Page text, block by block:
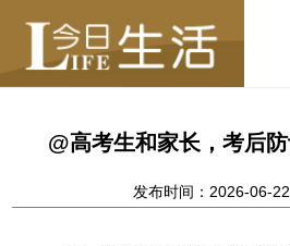
@高考生和家长，考后
发布时间：2026-06-